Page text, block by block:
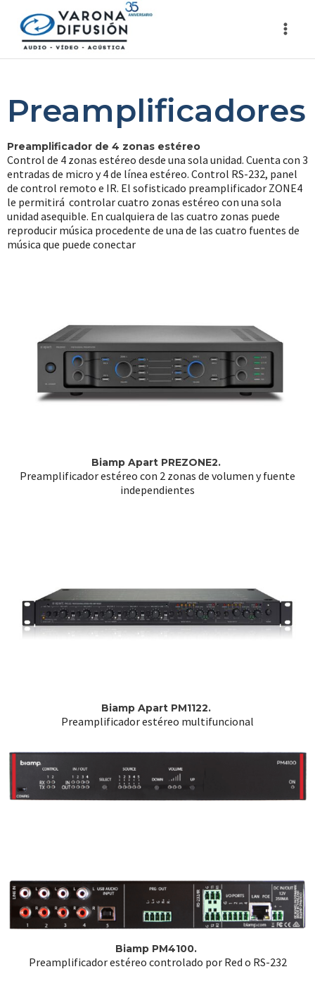
Preamplificadores
Preamplificador de 4 zonas estéreo
Control de 4 zonas estéreo desde una sola unidad. Cuenta con 3
entradas de micro y 4 de línea estéreo. Control RS-232, panel
de control remoto e IR. El sofisticado preamplificador ZONE4
le permitirá controlar cuatro zonas estéreo con una sola
unidad asequible. En cualquiera de las cuatro zonas puede
reproducir música procedente de una de las cuatro fuentes de
música que puede conectar
Biamp Apart PREZONE2.
Preamplificador estéreo con 2 zonas de volumen y fuente
independientes
Biamp Apart PM1122.
Preamplificador estéreo multifuncional
Biamp PM4100.
Preamplificador estéreo controlado por Red o RS-232